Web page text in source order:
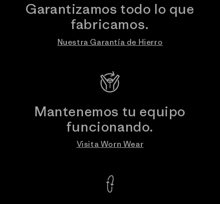
Garantizamos todo lo que
fabricamos.
Nuestra Garantía de Hierro
Mantenemos tu equipo
funcionando.
Visita Worn Wear